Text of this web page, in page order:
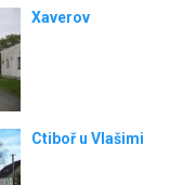
Xaverov
Ctiboř u Vlašimi